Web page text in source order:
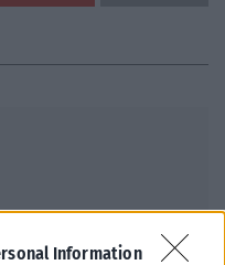
Information